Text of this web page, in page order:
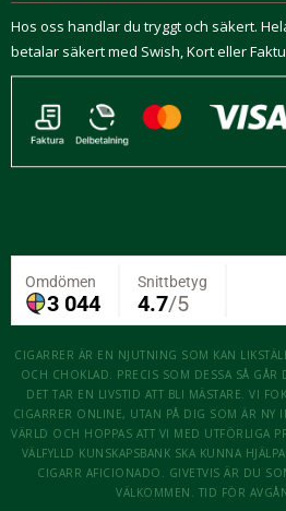
Hos oss handlar du tryggt och säkert.
betalar säkert med Swish, Kort eller
CIGARRER ÄR EN NJUTNING SOM KAN
OCH CHOKLAD. PRECIS SOM DESSA SÅ GÅR
DET TAR EN LIVSTID ATT BLI MÄSTARE. VI
CIGARRER ONLINE, UTAN PÅ DIG SOM ÄR NY
VÄRLD OCH HOPPAS ATT VI MED UTFÖRLIGA
VÄLFYLLD KUNSKAPSBANK SKA KUNNA
CIGARR AFICIONADO. GIVETVIS ÄR DU
VÄLKOMMEN. TID FÖR